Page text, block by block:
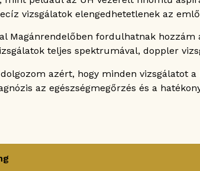
vizsgálatok elengedhetetlenek az
Magánrendelőben fordulhatnak
teljes spektrumával, doppler
azért, hogy minden vizsgálatot
az egészségmegőrzés és a